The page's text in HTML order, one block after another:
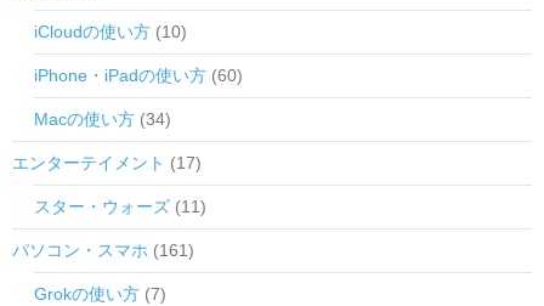
iCloudの使い方 (10)
iPhone・iPadの使い方 (60)
Macの使い方 (34)
エンターテイメント (17)
スター・ウォーズ (11)
パソコン・スマホ (161)
Grokの使い方 (7)